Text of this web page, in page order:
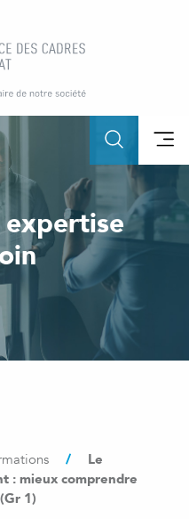
/
Le
: mieux comprendre
1)